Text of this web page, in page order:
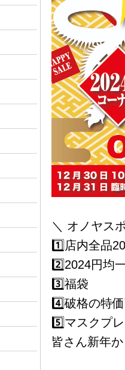
＼ オノヤス
1️⃣店内全品
2️⃣2024円均
3️⃣福袋
4️⃣破格の特
5️⃣マスクプ
皆さん新年